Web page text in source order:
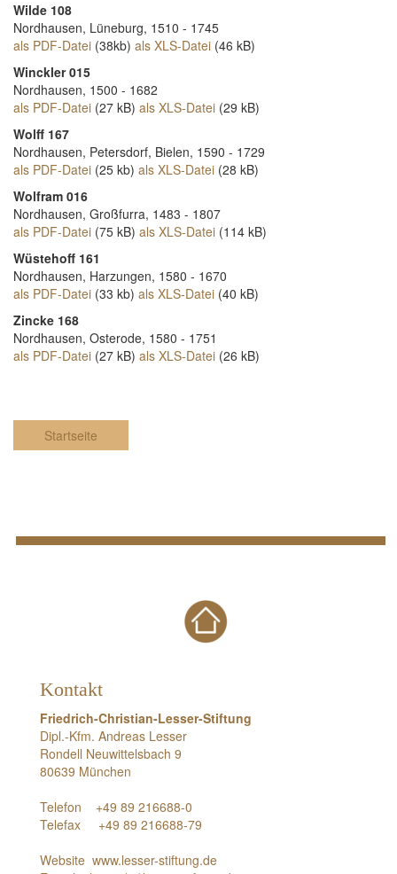
Wilde 108
Nordhausen, Lüneburg, 1510 - 1745
als PDF-Datei (38kb) als XLS-Datei (46 kB)
Winckler 015
Nordhausen, 1500 - 1682
als PDF-Datei (27 kB) als XLS-Datei (29 kB)
Wolff 167
Nordhausen, Petersdorf, Bielen, 1590 - 1729
als PDF-Datei (25 kb) als XLS-Datei (28 kB)
Wolfram 016
Nordhausen, Großfurra, 1483 - 1807
als PDF-Datei (75 kB) als XLS-Datei (114 kB)
Wüstehoff 161
Nordhausen, Harzungen, 1580 - 1670
als PDF-Datei (33 kb) als XLS-Datei (40 kB)
Zincke 168
Nordhausen, Osterode, 1580 - 1751
als PDF-Datei (27 kB) als XLS-Datei (26 kB)
Startseite
Kontakt
Friedrich-Christian-Lesser-Stiftung
Dipl.-Kfm. Andreas Lesser
Rondell Neuwittelsbach 9
80639 München
Telefon +49 89 216688-0
Telefax +49 89 216688-79
Website www.lesser-stiftung.de